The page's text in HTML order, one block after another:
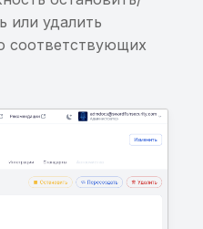
Возможность подмены
WebView
Возможность
доступа к
или удалить
соответствующих